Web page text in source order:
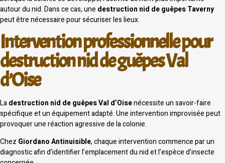
autour du nid. Dans ce cas, une destruction nid de guêpes Taverny
peut être nécessaire pour sécuriser les lieux.
Intervention professionnelle pour
destruction nid de guêpes Val
d’Oise
Ladestruction nid de guêpes Val d’Oisenécessite un savoir-faire
spécifique et un équipement adapté. Une intervention improvisée peut
provoquer une réaction agressive de la colonie.
Chez Giordano Antinuisible, chaque intervention commence par un
diagnostic afin d’identifier l’emplacement du nid et l’espèce d’insecte